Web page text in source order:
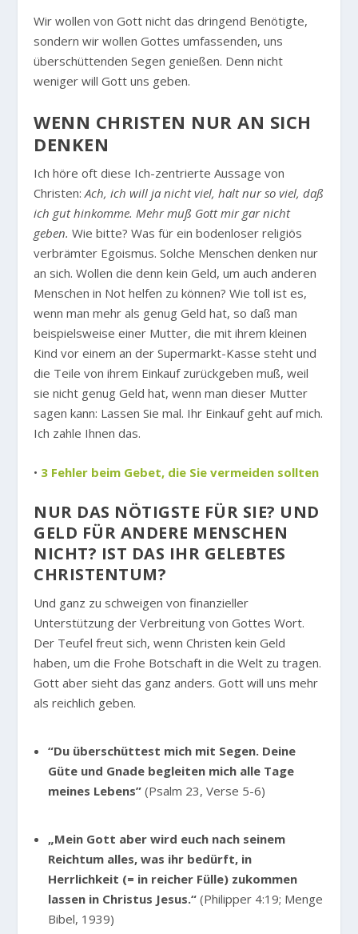
Wir wollen von Gott nicht das dringend Benötigte,
sondern wir wollen Gottes umfassenden, uns
überschüttenden Segen genießen. Denn nicht
weniger will Gott uns geben.
WENN CHRISTEN NUR AN SICH
DENKEN
Ich höre oft diese Ich-zentrierte Aussage von
Christen:Ach, ich will ja nicht viel, halt nur so viel, daß
ich gut hinkomme. Mehr muß Gott mir gar nicht
geben. Wie bitte? Was für ein bodenloser religiös
verbrämter Egoismus. Solche Menschen denken nur
an sich. Wollen die denn kein Geld, um auch anderen
Menschen in Not helfen zu können? Wie toll ist es,
wenn man mehr als genug Geld hat, so daß man
beispielsweise einer Mutter, die mit ihrem kleinen
Kind vor einem an der Supermarkt-Kasse steht und
die Teile von ihrem Einkauf zurückgeben muß, weil
sie nicht genug Geld hat, wenn man dieser Mutter
sagen kann: Lassen Sie mal. Ihr Einkauf geht auf mich.
Ich zahle Ihnen das.
• 3 Fehler beim Gebet, die Sie vermeiden sollten
NUR DAS NÖTIGSTE FÜR SIE? UND
GELD FÜR ANDERE MENSCHEN
NICHT? IST DAS IHR GELEBTES
CHRISTENTUM?
Und ganz zu schweigen von finanzieller
Unterstützung der Verbreitung von Gottes Wort.
Der Teufel freut sich, wenn Christen kein Geld
haben, um die Frohe Botschaft in die Welt zu tragen.
Gott aber sieht das ganz anders. Gott will uns mehr
als reichlich geben.
“Du überschüttest mich mit Segen. Deine
Güte und Gnade begleiten mich alle Tage
meines Lebens”(Psalm 23, Verse 5-6)
„Mein Gott aber wird euch nach seinem
Reichtum alles, was ihr bedürft, in
Herrlichkeit (= in reicher Fülle) zukommen
lassen in Christus Jesus.“(Philipper 4:19; Menge
Bibel, 1939)